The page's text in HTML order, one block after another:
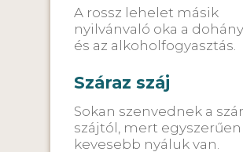
A rossz lehelet másik
nyilvánvaló oka a
és az alkoholfogyasztás.
Száraz száj
Sokan szenvednek a
szájtól, mert egyszerűen
kevesebb nyáluk van.